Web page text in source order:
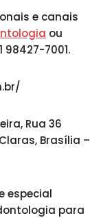
e canais
ou
7001.
Rua 36
Brasília –
especial
para